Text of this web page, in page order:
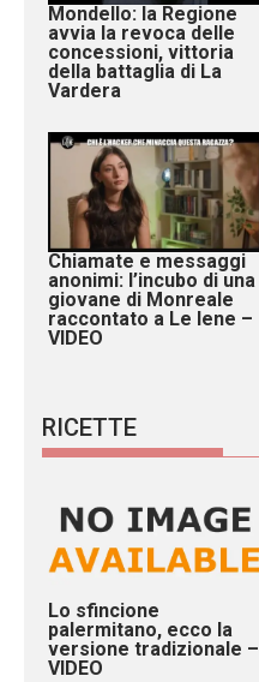
Mondello: la Regione
avvia la revoca delle
concessioni, vittoria
della battaglia di La
Vardera
Chiamate e messaggi
anonimi: l’incubo di una
giovane di Monreale
raccontato a Le Iene –
VIDEO
RICETTE
Lo sfincione
palermitano, ecco la
versione tradizionale –
VIDEO